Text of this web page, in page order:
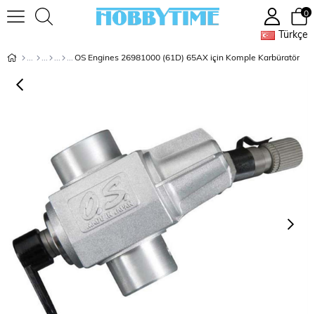
Türkçe
0
OS Engines 26981000 (61D) 65AX için Komple Karbüratör